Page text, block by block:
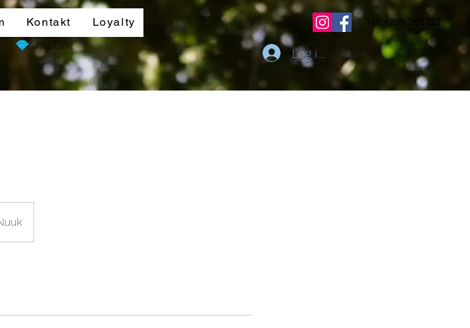
Kontakt
Loyalty
Vis point
Tel: +299 266722
Log ind